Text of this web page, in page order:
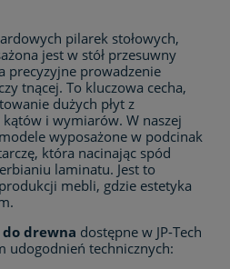
pilarek stołowych,
jest w stół przesuwny
precyzyjne prowadzenie
tnącej. To kluczowa cecha,
dużych płyt z
i wymiarów. W naszej
wyposażone w podcinak
która nacinając spód
laminatu. Jest to
mebli, gdzie estetyka
drewna dostępne w JP-Tech
udogodnień technicznych: